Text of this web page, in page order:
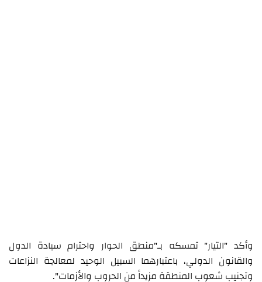
وأكد "التيار" تمسكه بـ"منطق الحوار واحترام سيادة الدول
والقانون الدولي، باعتبارهما السبيل الوحيد لمعالجة النزاعات
وتجنيب شعوب المنطقة مزيداً من الحروب والأزمات".